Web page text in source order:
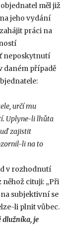
měl již
jeho vydání
práci na
neposkytnutí
daném případě
určí mu
Uplyne-li lhůta
zajistit
li na to
v rozhodnutí
něhož cituji: „Při
subjektivní se
li plnit vůbec.
dlužníka, je